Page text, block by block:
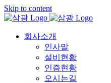
Skip to content
회사소개
인사말
설비현황
인증현황
오시는길